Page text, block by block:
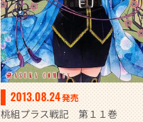
2013.08.24発売
桃組プラス戦記 第１１巻